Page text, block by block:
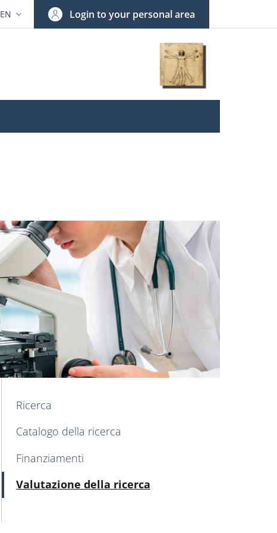
LANGUAGE SWITCHER: CURRENT LANGUAGE
EN Login to your personal area
MAIN NAVIGATION
Ricerca
Catalogo della ricerca
Finanziamenti
Valutazione della ricerca